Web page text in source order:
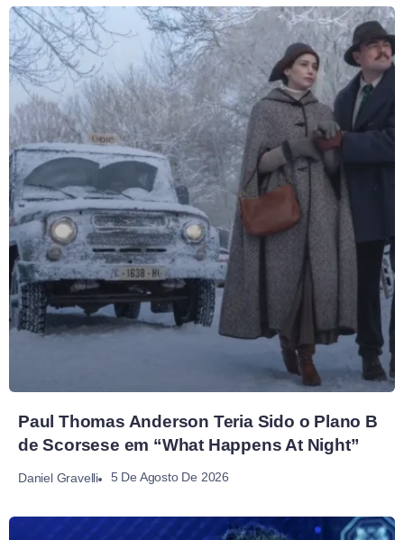
Paul Thomas Anderson Teria Sido o Plano B
de Scorsese em “What Happens At Night”
Daniel Gravelli 5 De Agosto De 2026